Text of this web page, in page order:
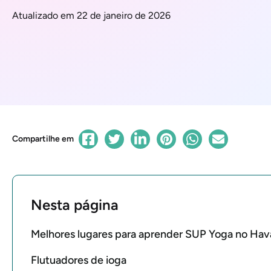
Atualizado em 22 de janeiro de 2026
Compartilhe em
Nesta página
Melhores lugares para aprender SUP Yoga no
Flutuadores de ioga